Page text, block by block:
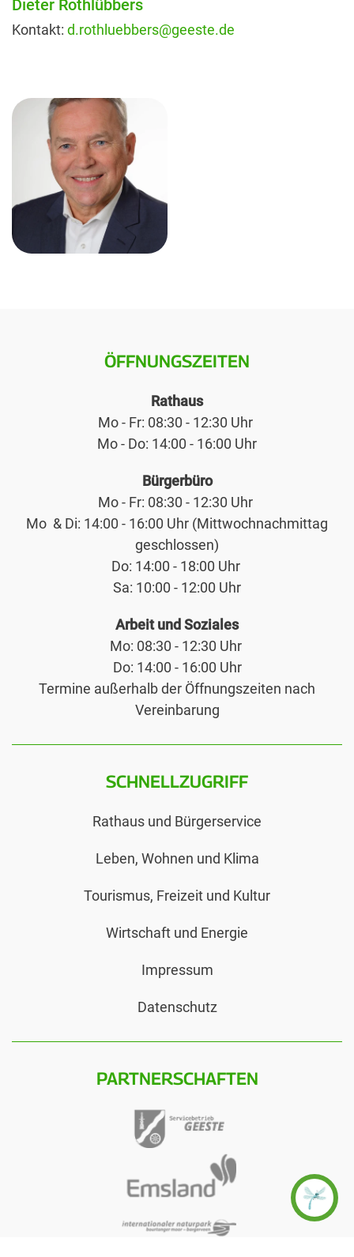
Dieter Rothlübbers
Kontakt: d.rothluebbers@geeste.de
ÖFFNUNGSZEITEN
Rathaus
Mo - Fr: 08:30 - 12:30 Uhr
Mo - Do: 14:00 - 16:00 Uhr
Bürgerbüro
Mo - Fr: 08:30 - 12:30 Uhr
Mo & Di: 14:00 - 16:00 Uhr (Mittwochnachmittag
geschlossen)
Do: 14:00 - 18:00 Uhr
Sa: 10:00 - 12:00 Uhr
Arbeit und Soziales
Mo: 08:30 - 12:30 Uhr
Do: 14:00 - 16:00 Uhr
Termine außerhalb der Öffnungszeiten nach
Vereinbarung
SCHNELLZUGRIFF
Rathaus und Bürgerservice
Leben, Wohnen und Klima
Tourismus, Freizeit und Kultur
Wirtschaft und Energie
Impressum
Datenschutz
PARTNERSCHAFTEN